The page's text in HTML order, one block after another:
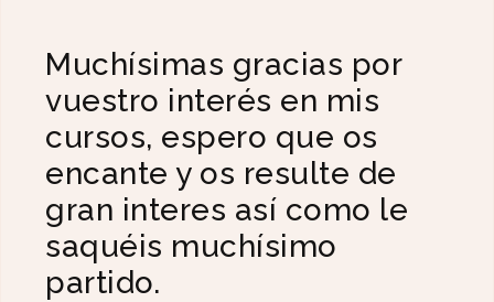
Muchísimas gracias por
vuestro interés en mis
cursos, espero que os
encante y os resulte de
gran interes así como le
saquéis muchísimo
partido.